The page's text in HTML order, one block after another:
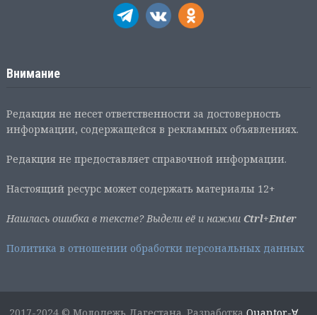
Внимание
Редакция не несет ответственности за достоверность
информации, содержащейся в рекламных объявлениях.
Редакция не предоставляет справочной информации.
Настоящий ресурс может содержать материалы 12+
Нашлась ошибка в тексте? Выдели её и нажми Ctrl+Enter
Политика в отношении обработки персональных данных